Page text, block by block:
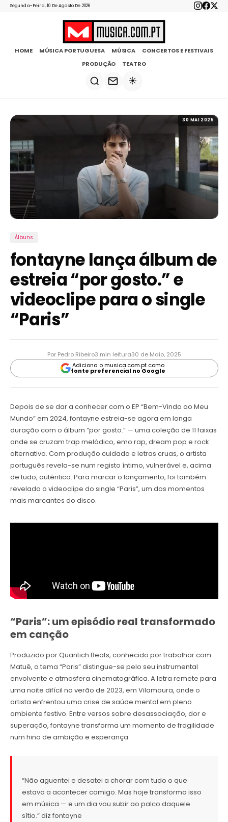
Segunda-Feira, 10 De Agosto De 2026
HOME MÚSICA PORTUGUESA MÚSICA
CONCERTOS E FESTIVAIS
PRODUÇÃO
TEATRO
☀️
30 MAI 2025
Álbuns
fontayne lança álbum de
estreia “por gosto.” e
videoclipe para o single
“Paris”
Por Pedro Ribeiro3 min leitura30 de Maio, 2025
Adiciona o musica.com.pt como
fonte preferencial no Google
Depois de se dar a conhecer com o EP “Bem-Vindo ao Meu
Mundo” em 2024, fontayne estreia-se agora em longa
duração com o álbum “por gosto.” — uma coleção de 11 faixas
onde se cruzam trap melódico, emo rap, dream pop e rock
alternativo. Com produção cuidada e letras cruas, o artista
português revela-se num registo íntimo, vulnerável e, acima
de tudo, autêntico. Para marcar o lançamento, foi também
revelado o videoclipe do single “Paris”, um dos momentos
mais marcantes do disco.
“Paris”: um episódio real transformado
em canção
Produzido por Quantich Beats, conhecido por trabalhar com
Matuê, o tema “Paris” distingue-se pelo seu instrumental
envolvente e atmosfera cinematográfica. A letra remete para
uma noite difícil no verão de 2023, em Vilamoura, onde o
artista enfrentou uma crise de saúde mental em pleno
ambiente festivo. Entre versos sobre desassociação, dor e
superação, fontayne transforma um momento de fragilidade
num hino de ambição e esperança.
“Não aguentei e desatei a chorar com tudo o que
estava a acontecer comigo. Mas hoje transformo isso
em música — e um dia vou subir ao palco daquele
sítio.” diz fontayne